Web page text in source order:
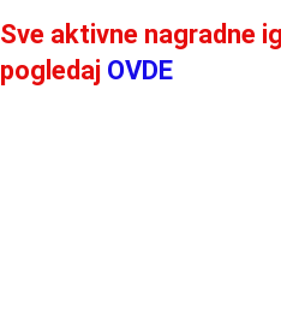
Sve aktivne nagradne
pogledaj OVDE